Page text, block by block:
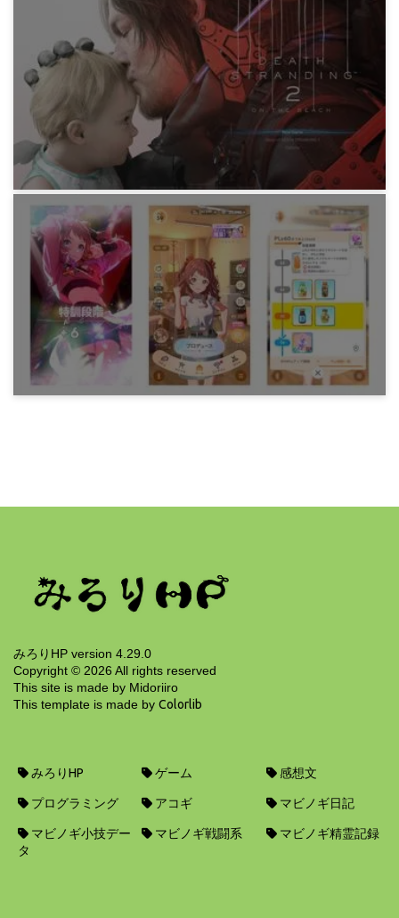
ゲーム
DAEMON X MACHINA (デモンエクスマキナ) ク
リアまで
11ヶ月前
ゲーム
GEO で PS5 をレンタルして DEATH STRANDING
2 クリアまで
377日前
コンプまで
390日前
みろりHP version 4.29.0
Copyright © 2026 All rights reserved
This site is made by Midoriiro
This template is made by Colorlib
みろりHP ゲーム 感想文
プログラミング アコギ マビノギ日記
マビノギ小技デー
タ
マビノギ戦闘系 マビノギ精霊記録